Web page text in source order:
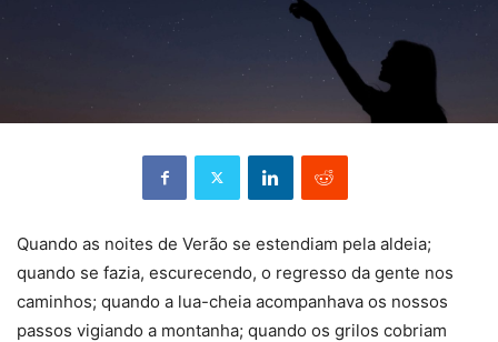
Quando as noites de Verão se estendiam pela aldeia;
quando se fazia, escurecendo, o regresso da gente nos
caminhos; quando a lua-cheia acompanhava os nossos
passos vigiando a montanha; quando os grilos cobriam